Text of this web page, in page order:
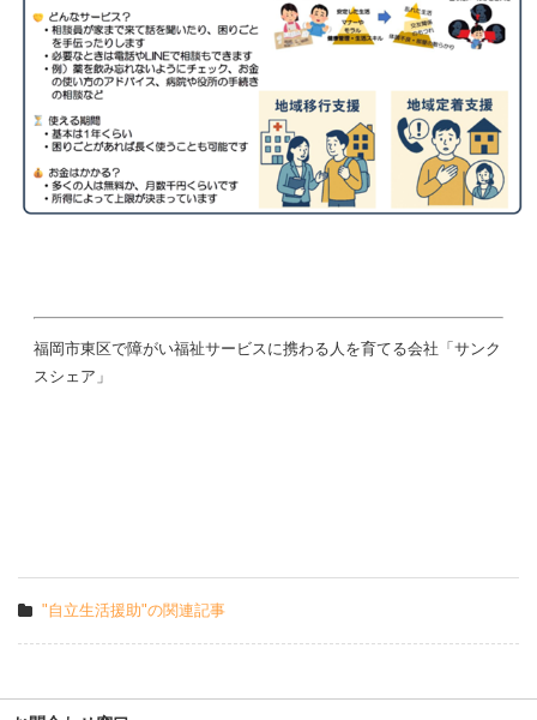
福岡市東区で障がい福祉サービスに携わる人を育てる会社「サンク
スシェア」
"自立生活援助"の関連記事